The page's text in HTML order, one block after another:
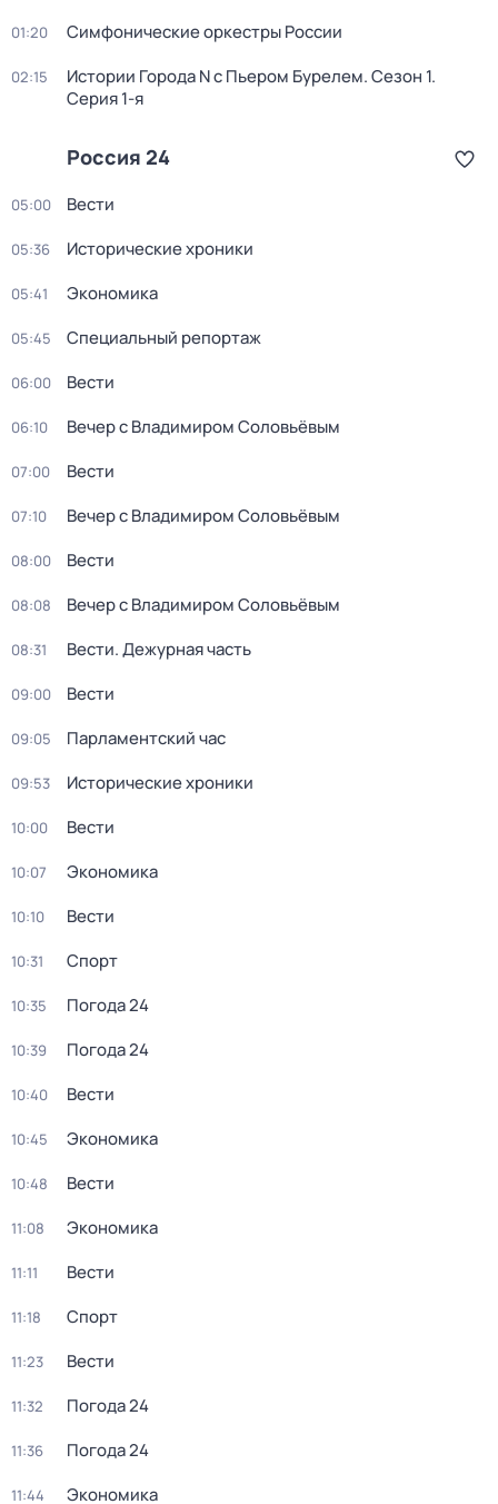
01:20 Симфонические оркестры России
02:15 Истории Города N с Пьером Бурелем. Сезон 1.
Серия 1-я
Россия 24
05:00 Вести
05:36 Исторические хроники
05:41 Экономика
05:45 Специальный репортаж
06:00 Вести
06:10 Вечер с Владимиром Соловьёвым
07:00 Вести
07:10 Вечер с Владимиром Соловьёвым
08:00 Вести
08:08 Вечер с Владимиром Соловьёвым
08:31 Вести. Дежурная часть
09:00 Вести
09:05 Парламентский час
09:53 Исторические хроники
10:00 Вести
10:07 Экономика
10:10 Вести
10:31 Спорт
10:35 Погода 24
10:39 Погода 24
10:40 Вести
10:45 Экономика
10:48 Вести
11:08 Экономика
11:11 Вести
11:18 Спорт
11:23 Вести
11:32 Погода 24
11:36 Погода 24
11:44 Экономика